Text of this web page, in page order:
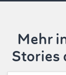
Mehr
Stories